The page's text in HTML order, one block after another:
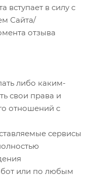
вступает в силу с
Сайта/
отзыва
либо каким-
свои права и
отношений с
сервисы
или по любым